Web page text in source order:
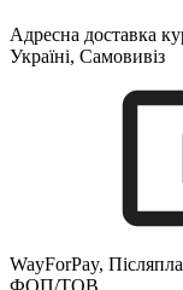
Адресна доставка
Україні, Самовивіз
WayForPay,
ФОП/ТОВ